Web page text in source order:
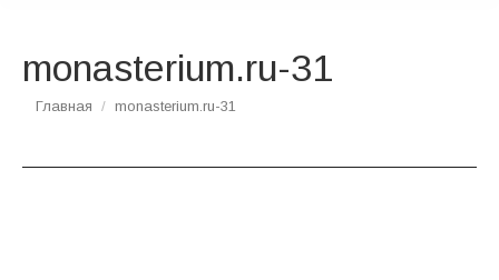
monasterium.ru-31
Вы здесь:
Главная monasterium.ru-31